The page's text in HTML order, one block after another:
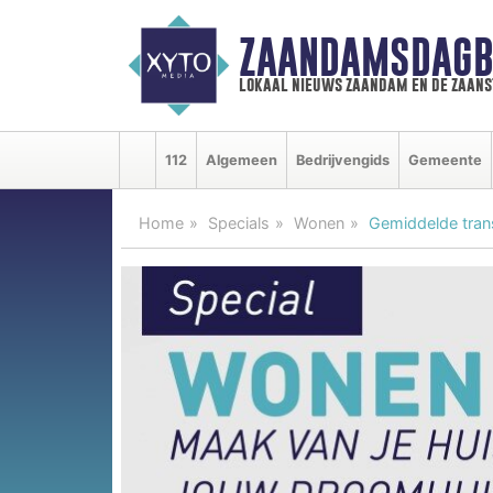
lokaal nieuws zaandam en de
112 Algemeen Bedrijvengids Gemeente
Home Specials Wonen Gemiddelde